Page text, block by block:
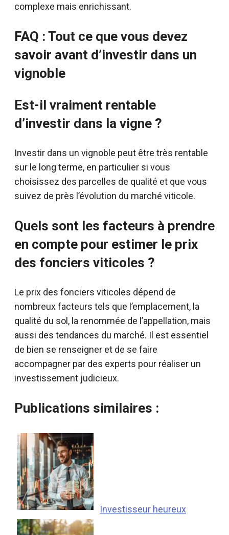
complexe mais enrichissant.
FAQ : Tout ce que vous devez
savoir avant d’investir dans un
vignoble
Est-il vraiment rentable
d’investir dans la vigne ?
Investir dans un vignoble peut être très rentable
sur le long terme, en particulier si vous
choisissez des parcelles de qualité et que vous
suivez de près l’évolution du marché viticole.
Quels sont les facteurs à prendre
en compte pour estimer le prix
des fonciers viticoles ?
Le prix des fonciers viticoles dépend de
nombreux facteurs tels que l’emplacement, la
qualité du sol, la renommée de l’appellation, mais
aussi des tendances du marché. Il est essentiel
de bien se renseigner et de se faire
accompagner par des experts pour réaliser un
investissement judicieux.
Publications similaires :
Investisseur heureux